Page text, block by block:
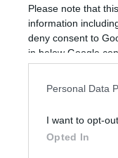
Please note that
information
deny consent to
in below Google
Personal Data
I want to opt-
Opted In
alla
loro ultima opera,
belga